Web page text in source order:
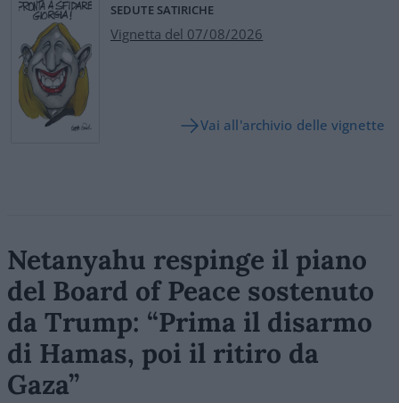
SEDUTE SATIRICHE
Vignetta del 07/08/2026
Vai all'archivio delle vignette
Netanyahu respinge il piano
del Board of Peace sostenuto
da Trump: “Prima il disarmo
di Hamas, poi il ritiro da
Gaza”